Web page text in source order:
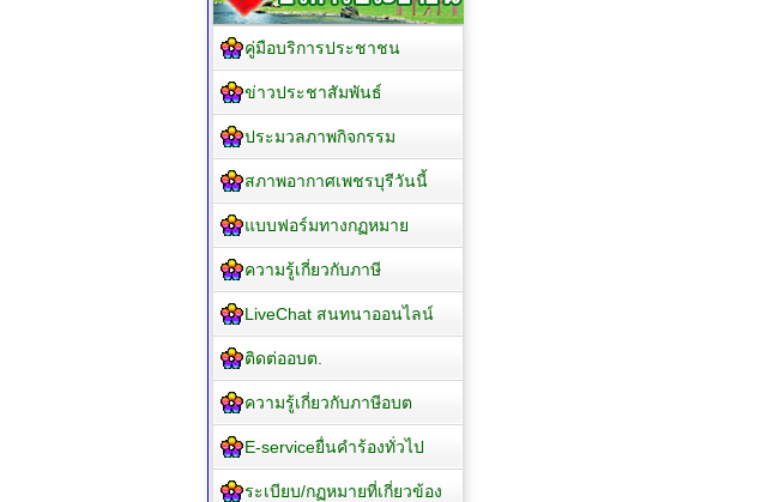
คู่มือบริการประชาชน
ข่าวประชาสัมพันธ์
ประมวลภาพกิจกรรม
สภาพอากาศเพชรบุรีวันนี้
แบบฟอร์มทางกฏหมาย
ความรู้เกี่ยวกับภาษี
LiveChat สนทนาออนไลน์
ติดต่ออบต.
ความรู้เกี่ยวกับภาษีอบต
E-serviceยื่นคำร้องทั่วไป
ระเบียบ/กฏหมายที่เกี่ยวข้อง